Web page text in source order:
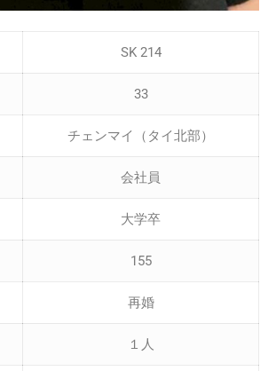
SK 214
33
チェンマイ（タイ北部）
会社員
大学卒
155
再婚
１人